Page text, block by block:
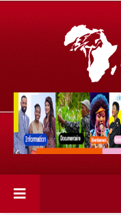
Retrouvez votre chaîne
CANAL+ 36 .
anareo!